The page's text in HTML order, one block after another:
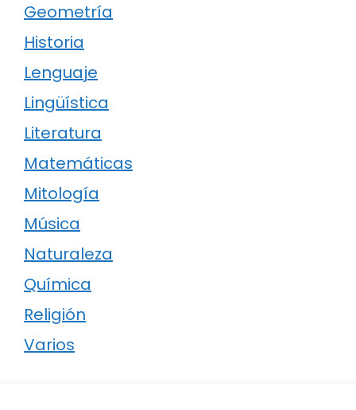
Geometría
Historia
Lenguaje
Lingüística
Literatura
Matemáticas
Mitología
Música
Naturaleza
Química
Religión
Varios